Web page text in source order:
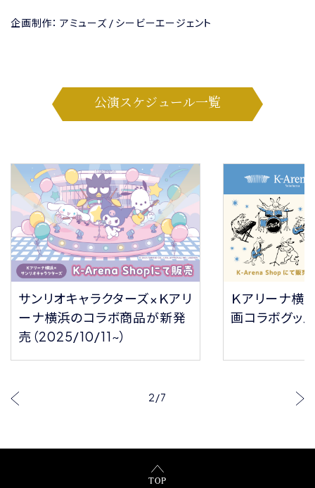
企画制作： アミューズ / シービーエージェント
公演スケジュール一覧
サンリオキャラクターズ×Ｋアリ
ーナ横浜のコラボ商品が新発
売（2025/10/11~）
Ｋアリーナ横
画コラボグッ
2/7
TOP